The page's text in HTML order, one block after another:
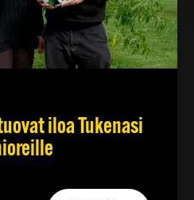
iloa Tukenasi